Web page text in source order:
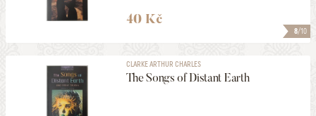
8/10
40 Kč
CLARKE ARTHUR CHARLES
The Songs of Distant Earth